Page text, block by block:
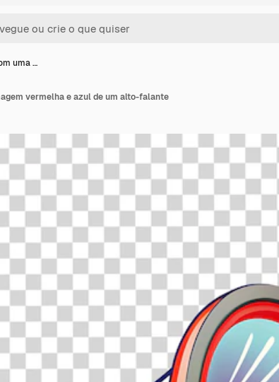
uma …
vermelha e azul de um alto-falante